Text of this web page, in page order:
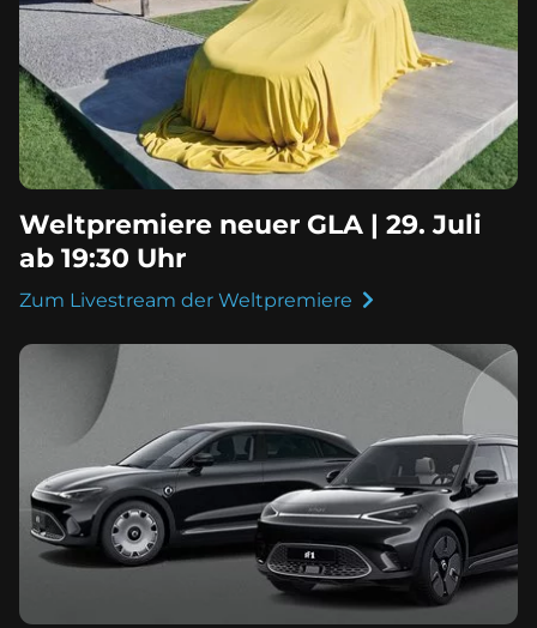
Weltpremiere neuer GLA | 29. Juli
ab 19:30 Uhr
Zum Livestream der Weltpremiere